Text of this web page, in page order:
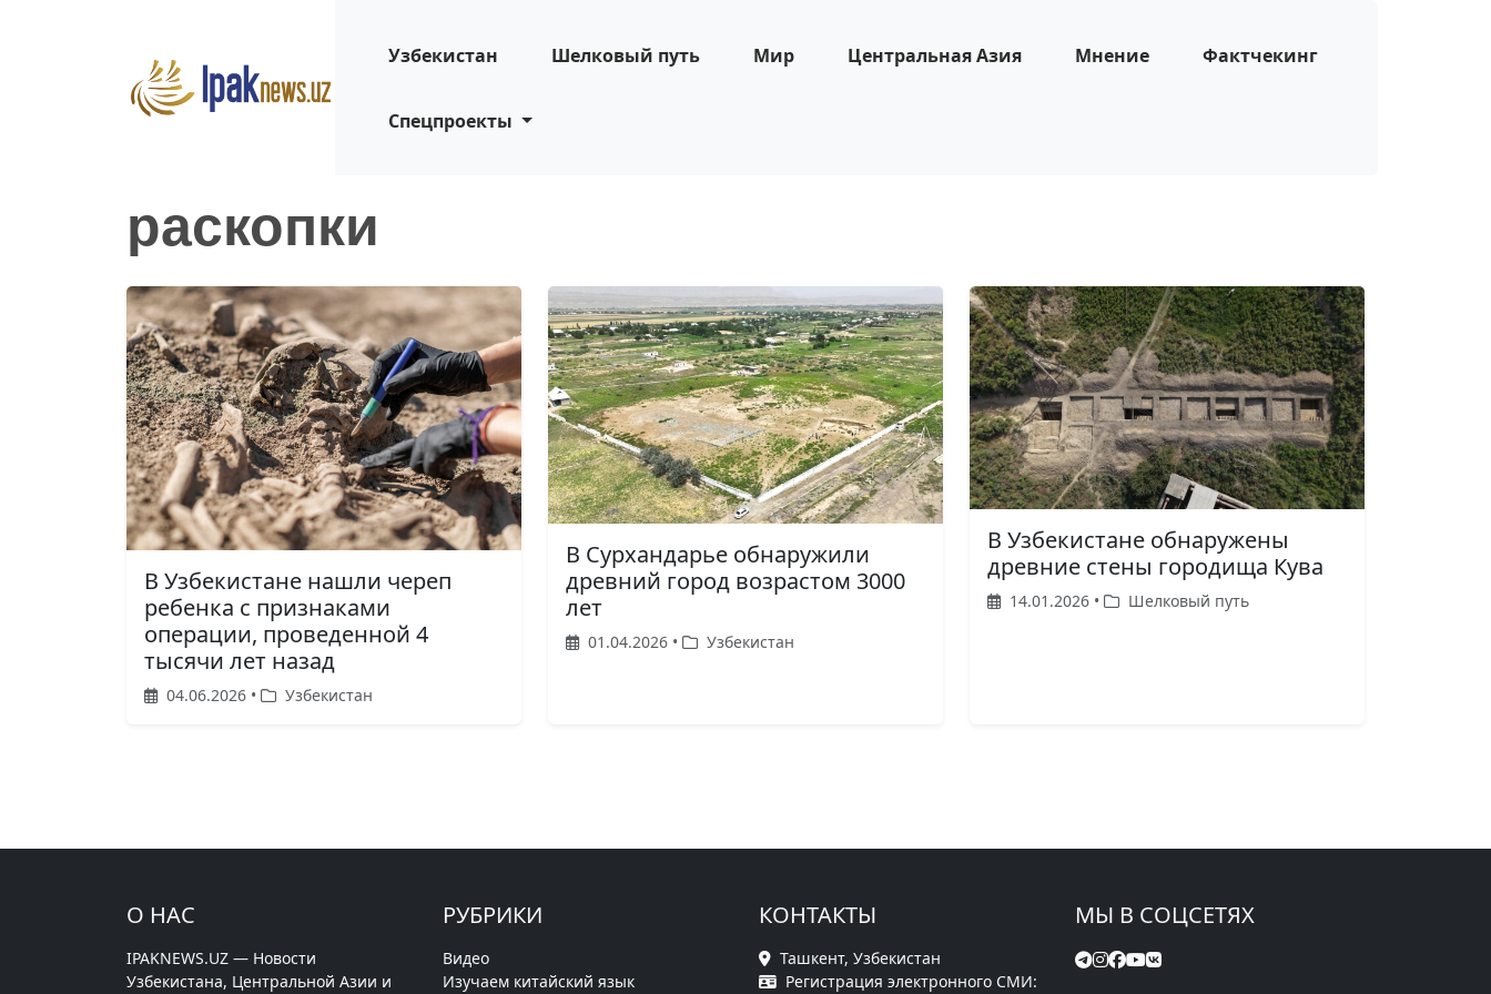
Узбекистан Шелковый путь Мир Центральная Азия Мнение Фактчекинг
Спецпроекты
раскопки
В Узбекистане нашли череп
ребенка с признаками
операции, проведенной 4
тысячи лет назад
04.06.2026 • Узбекистан
В Сурхандарье обнаружили
древний город возрастом 3000
лет
01.04.2026 • Узбекистан
В Узбекистане обнаружены
древние стены городища Кува
14.01.2026 • Шелковый путь
О НАС
IPAKNEWS.UZ — Новости
Узбекистана, Центральной Азии и
РУБРИКИ
Видео
Изучаем китайский язык
КОНТАКТЫ
Ташкент, Узбекистан
Регистрация электронного СМИ:
МЫ В СОЦСЕТЯХ